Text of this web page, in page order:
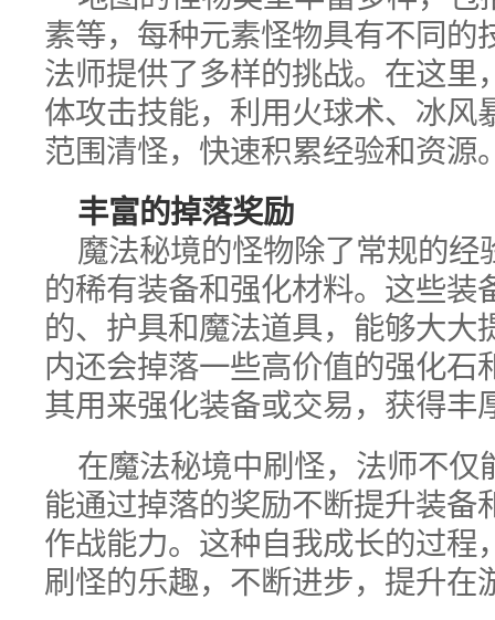
素等，每种元素怪物具有不同的
法师提供了多样的挑战。在这里
体攻击技能，利用火球术、冰风
范围清怪，快速积累经验和资源
丰富的掉落奖励
魔法秘境的怪物除了常规的
的稀有装备和强化材料。这些装
的、护具和魔法道具，能够大大
内还会掉落一些高价值的强化石
其用来强化装备或交易，获得丰
在魔法秘境中刷怪，法师不
能通过掉落的奖励不断提升装备
作战能力。这种自我成长的过程
刷怪的乐趣，不断进步，提升在